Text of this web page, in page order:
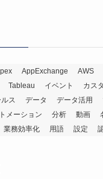
AppExchange AWS
Tableau イベント
カス
ス データ データ活用
メーション
分析 動画
業務効率化 用語 設定